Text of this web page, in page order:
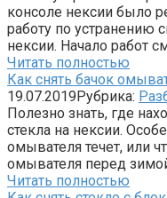
консоле нексии было
работу по устранению
нексии. Начало работ
Читать полностью
Как снять бачок
19.07.2019Рубрика:
Полезно знать, где
стекла на нексии.
омывателя течет, или
омывателя перед
Читать полностью